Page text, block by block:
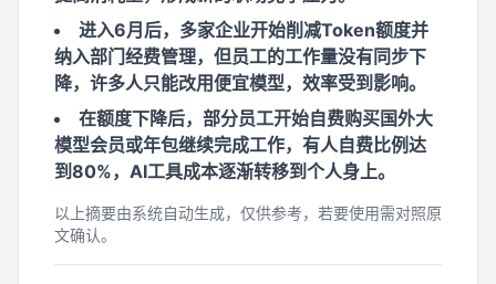
进入6月后，多家企业开始削减Token额度并
纳入部门经费管理，但员工的工作量没有同步下
降，许多人只能改用便宜模型，效率受到影响。
在额度下降后，部分员工开始自费购买国外大
模型会员或年包继续完成工作，有人自费比例达
到80%，AI工具成本逐渐转移到个人身上。
以上摘要由系统自动生成，仅供参考，若要使用需对照原
文确认。